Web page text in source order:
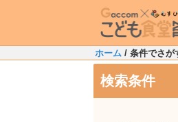
ホーム / 条件でさが
検索条件